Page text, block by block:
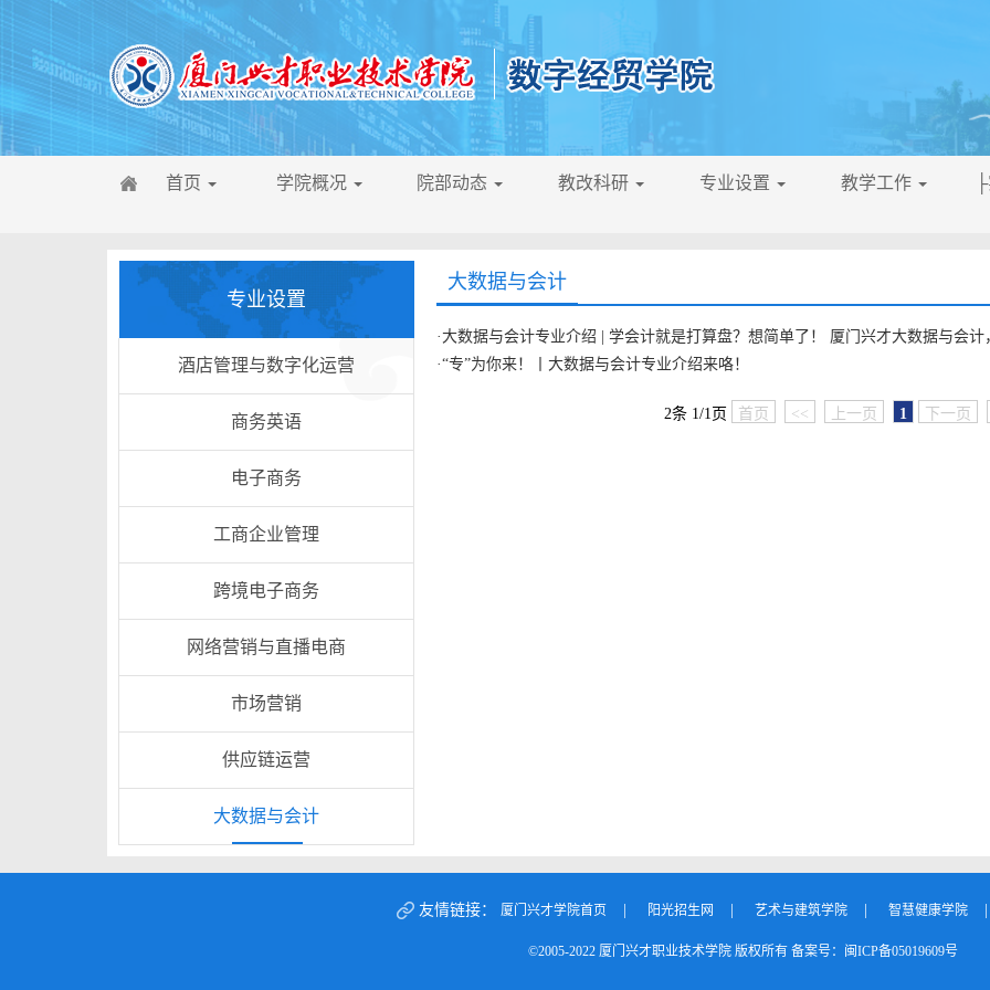
首页 学院概况 院部动态 教改科研 专业设置 教学工作
专业设置
酒店管理与数字化运营
商务英语
电子商务
工商企业管理
跨境电子商务
网络营销与直播电商
市场营销
供应链运营
大数据与会计
大数据与会计
·大数据与会计专业介绍 | 学会计就是打算盘？想简单了！ 厦门兴才大数据与会
·“专”为你来！丨大数据与会计专业介绍来咯！
2条 1/1页 首页 << 上一页 1 下一页
友情链接： 厦门兴才学院首页 阳光招生网 艺术与建筑学院 智慧健康学院
©2005-2022 厦门兴才职业技术学院 版权所有 备案号：闽ICP备05019609号